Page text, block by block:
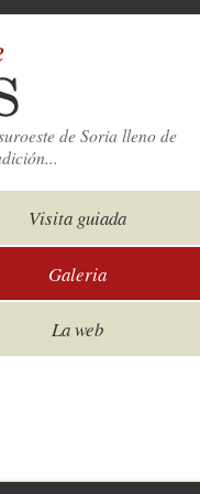
de Soria lleno de
Visita guiada
Galeria
La web